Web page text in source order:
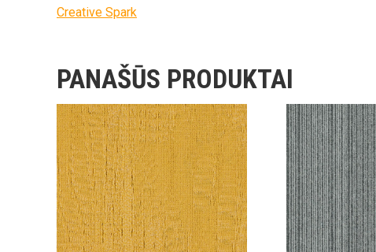
Creative Spark
PANAŠŪS PRODUKTAI